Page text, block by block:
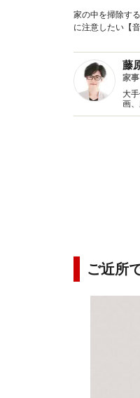
家の中を掃除す
に注意したい【
藤
家
大
画
に
ご近所